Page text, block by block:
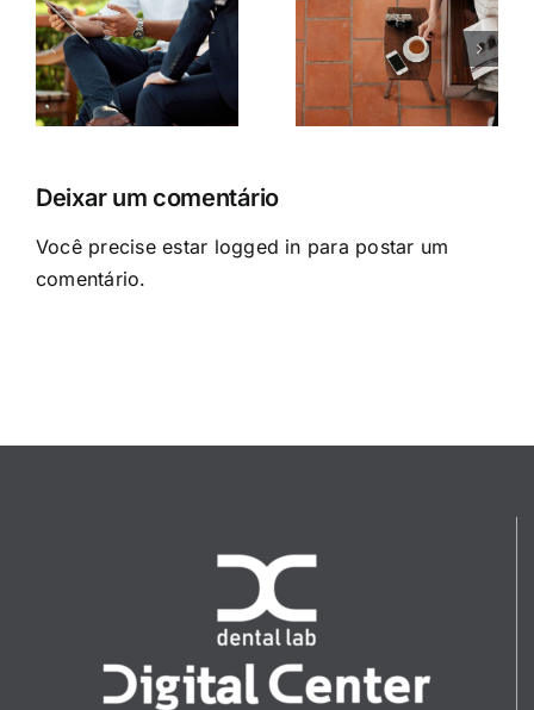
Aliquam
congue semper
metus
Cras suscipit
ante erat
eleifend
Deixar um comentário
Você precise estar logged in para postar um
comentário.